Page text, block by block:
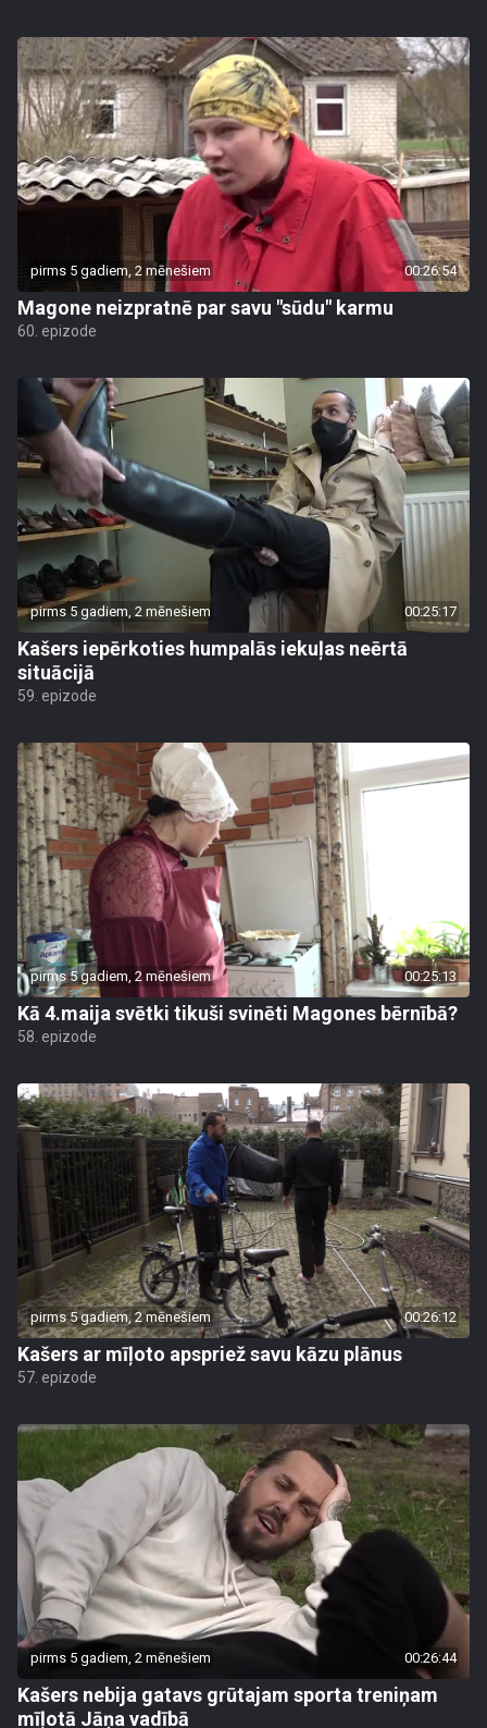
pirms 5 gadiem, 2 mēnešiem 00:26:54
Magone neizpratnē par savu "sūdu" karmu
60. epizode
pirms 5 gadiem, 2 mēnešiem 00:25:17
Kašers iepērkoties humpalās iekuļas neērtā
situācijā
59. epizode
pirms 5 gadiem, 2 mēnešiem 00:25:13
Kā 4.maija svētki tikuši svinēti Magones bērnībā?
58. epizode
pirms 5 gadiem, 2 mēnešiem 00:26:12
Kašers ar mīļoto apspriež savu kāzu plānus
57. epizode
pirms 5 gadiem, 2 mēnešiem 00:26:44
Kašers nebija gatavs grūtajam sporta treniņam
mīļotā Jāņa vadībā